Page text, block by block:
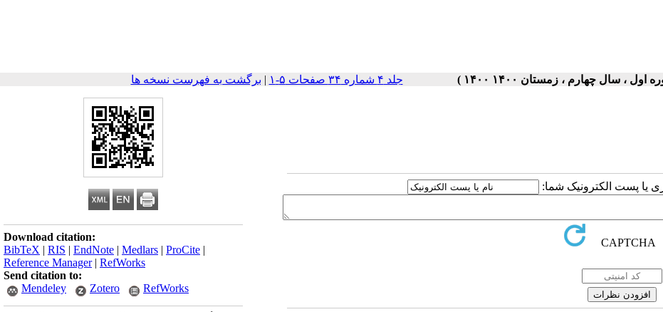
جلد ۴ شماره ۳۴ صفحات ۵-۱ | برگشت به فهرست نسخه ها
Download citation:
BibTeX | RIS | EndNote | Medlars | ProCite |
Reference Manager| RefWorks
Send citation to:
Mendeley
Zotero RefWorks
یا پست الکترونیک شما: